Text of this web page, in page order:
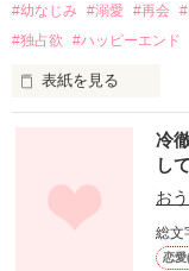
#幼なじみ #溺愛 #再会
#独占欲
#ハッピーエンド
表紙を見る
幼なじみの哲平に
しかし、ある出来
関係修復もできない
引っ越すことになり
冷
し
お
総文
恋愛